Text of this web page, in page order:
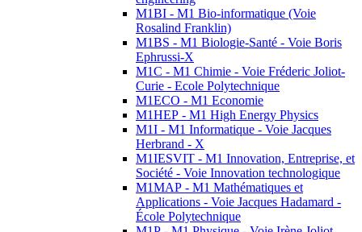
M1BI - M1 Bio-informatique (Voie
Rosalind Franklin)
M1BS - M1 Biologie-Santé - Voie Boris
Ephrussi-X
M1C - M1 Chimie - Voie Fréderic Joliot-
Curie - Ecole Polytechnique
M1ECO - M1 Economie
M1HEP - M1 High Energy Physics
M1I - M1 Informatique - Voie Jacques
Herbrand - X
M1IESVIT - M1 Innovation, Entreprise, et
Société - Voie Innovation technologique
M1MAP - M1 Mathématiques et
Applications - Voie Jacques Hadamard -
École Polytechnique